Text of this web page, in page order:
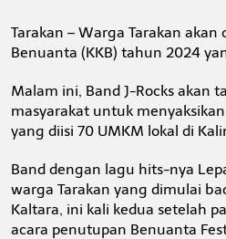
Tarakan – Warga Tarakan
Benuanta (KKB) tahun 2024
Malam ini, Band J-Rocks akan
masyarakat untuk
yang diisi 70 UMKM lokal di
Band dengan lagu hits-nya
warga Tarakan yang dimulai
Kaltara, ini kali kedua setelah
acara penutupan Benuanta